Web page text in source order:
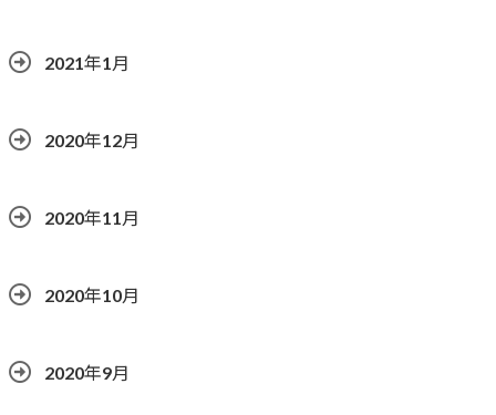
2021年1月
2020年12月
2020年11月
2020年10月
2020年9月